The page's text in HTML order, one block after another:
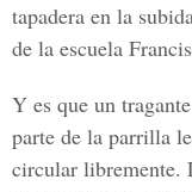
tapadera en la
de la escuela
Y es que un
parte de la parrilla
circular libremente.